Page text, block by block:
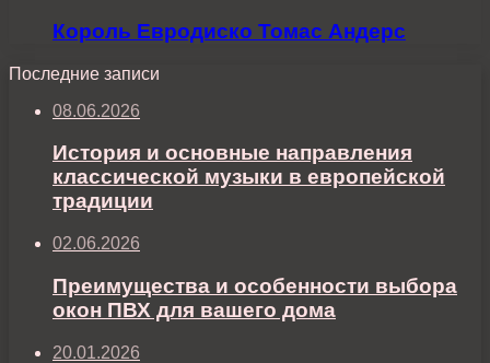
Король Евродиско Томас Андерс
Последние записи
08.06.2026
История и основные направления
классической музыки в европейской
традиции
02.06.2026
Преимущества и особенности выбора
окон ПВХ для вашего дома
20.01.2026